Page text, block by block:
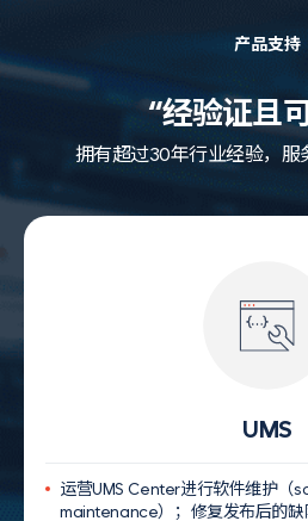
产品支持
“经验证且
拥有超过30年行业经验，服
UMS
运营UMS Center进行软件维护（
maintenance）；修复发布后的